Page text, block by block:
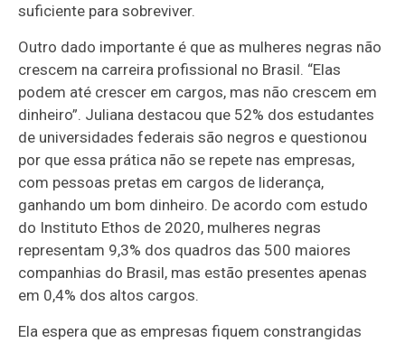
suficiente para sobreviver.
Outro dado importante é que as mulheres negras não
crescem na carreira profissional no Brasil. “Elas
podem até crescer em cargos, mas não crescem em
dinheiro”. Juliana destacou que 52% dos estudantes
de universidades federais são negros e questionou
por que essa prática não se repete nas empresas,
com pessoas pretas em cargos de liderança,
ganhando um bom dinheiro. De acordo com estudo
do Instituto Ethos de 2020, mulheres negras
representam 9,3% dos quadros das 500 maiores
companhias do Brasil, mas estão presentes apenas
em 0,4% dos altos cargos.
Ela espera que as empresas fiquem constrangidas